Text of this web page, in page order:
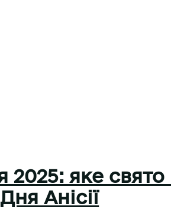
2025: яке свято
Анісії